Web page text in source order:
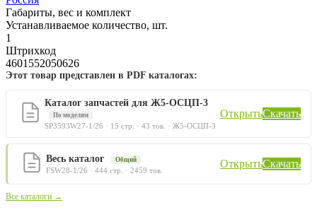
Габариты, вес и комплект
Устанавливаемое количество, шт.
1
Штрихкод
4601552050626
Этот товар представлен в PDF каталогах:
Каталог запчастей для Ж5-ОСЦП-3
По моделям
SP3593W27-1/26 · 15 стр. · 43 тов. · Ж5-ОСЦП-3
ОткрытьСкачать
Весь каталог Общий
FSW28-1/26 · 444 стр. · 2459 тов.
ОткрытьСкачать
Все каталоги →